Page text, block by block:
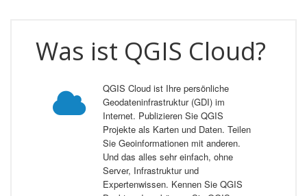
Was ist QGIS Cloud?
QGIS Cloud ist Ihre persönliche
Geodateninfrastruktur (GDI) im
Internet. Publizieren Sie QGIS
Projekte als Karten und Daten. Teilen
Sie Geoinformationen mit anderen.
Und das alles sehr einfach, ohne
Server, Infrastruktur und
Expertenwissen. Kennen Sie QGIS